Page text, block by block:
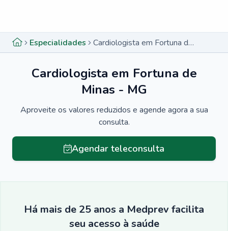
Especialidades Cardiologista em Fortuna de Minas - MG
Cardiologista em Fortuna de
Minas - MG
Aproveite os valores reduzidos e agende agora a sua
consulta.
Agendar teleconsulta
Há mais de 25 anos a Medprev facilita
seu acesso à saúde